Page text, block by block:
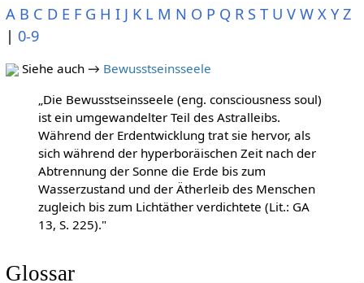
A B C D E F G H I J K L M N O P Q R S T U V W X Y Z
| 0-9
Siehe auch → Bewusstseinsseele
„Die Bewusstseinsseele (eng. consciousness soul)
ist ein umgewandelter Teil des Astralleibs.
Während der Erdentwicklung trat sie hervor, als
sich während der hyperboräischen Zeit nach der
Abtrennung der Sonne die Erde bis zum
Wasserzustand und der Ätherleib des Menschen
zugleich bis zum Lichtäther verdichtete (Lit.: GA
13, S. 225)."
Glossar